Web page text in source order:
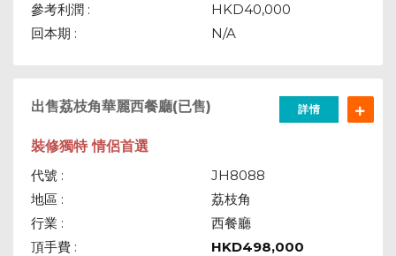
參考利潤 :
HKD40,000
回本期 :
N/A
出售荔枝角華麗西餐廳(已售) 詳情
裝修獨特 情侶首選
代號 :
JH8088
地區 :
荔枝角
行業 :
西餐廳
頂手費 :
HKD498,000